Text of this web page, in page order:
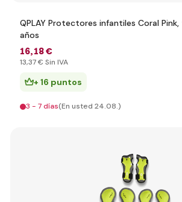
QPLAY Protectores infantiles Coral
años
16,18 €
13,37 € Sin IVA
+ 16 puntos
3 - 7 días(En usted 24.08.)